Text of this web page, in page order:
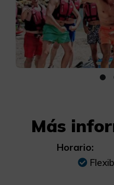
Más
Horario: